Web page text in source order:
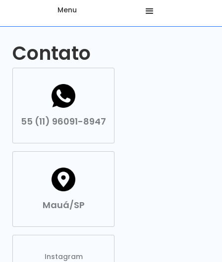
Menu
Contato
55 (11) 96091-8947
Mauá/SP
Instagram